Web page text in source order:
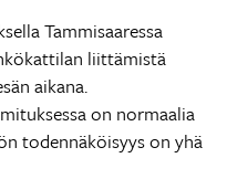
Tammisaaressa
liittämistä
aikana.
on normaalia
todennäköisyys on yhä